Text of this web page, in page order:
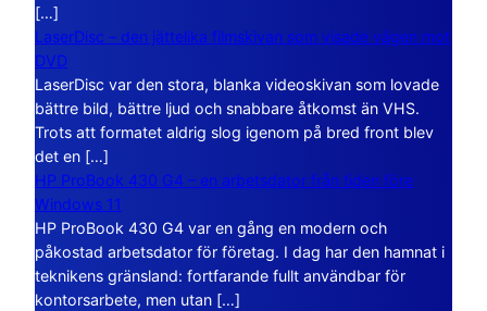
[…]
LaserDisc – den jättelika filmskivan som visade vägen mot
DVD
LaserDisc var den stora, blanka videoskivan som lovade
bättre bild, bättre ljud och snabbare åtkomst än VHS.
Trots att formatet aldrig slog igenom på bred front blev
det en […]
HP ProBook 430 G4 – en arbetsdator från tiden före
Windows 11
HP ProBook 430 G4 var en gång en modern och
påkostad arbetsdator för företag. I dag har den hamnat i
teknikens gränsland: fortfarande fullt användbar för
kontorsarbete, men utan […]